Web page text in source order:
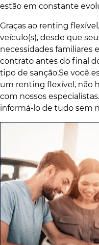
estão em constante
Graças ao renting
veículo(s), desde que
necessidades familiares
contrato antes do final
tipo de sanção.Se você
um renting flexível, não
com nossos
informá-lo de tudo sem